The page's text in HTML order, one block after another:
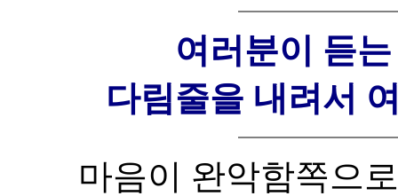
여러분이 듣
다림줄을 내려서
마음이 완악함쪽으